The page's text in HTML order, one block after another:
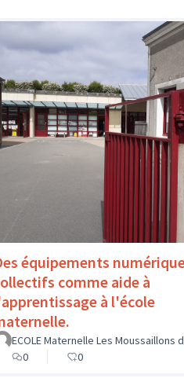
équipements
comme aide à
à l'école
ECOLE Maternelle Les Moussaillons
0
0